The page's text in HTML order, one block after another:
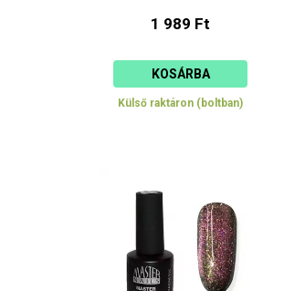
1 989 Ft
KOSÁRBA
Külső raktáron (boltban)